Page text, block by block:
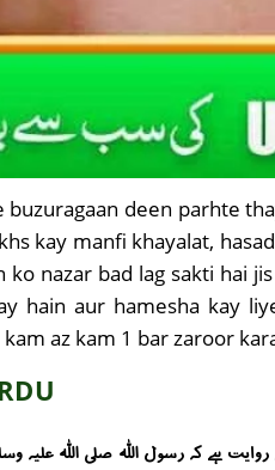
deen parhte
kay manfi khayalat,
nazar bad lag sakti hai
hain aur hamesha kay
az kam 1 bar zaroor
ہے کہ رسول اللہ صلی اللہ علیہ